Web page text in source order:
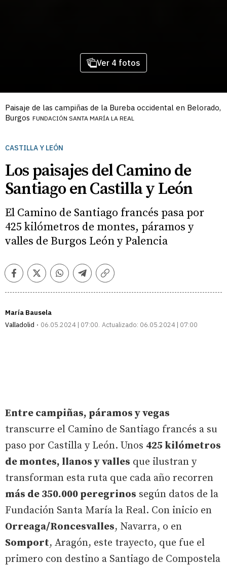
Ver 4 fotos
Paisaje de las campiñas de la Bureba occidental en Belorado,
Burgos FUNDACIÓN SANTA MARÍA LA REAL
CASTILLA Y LEÓN
Los paisajes del Camino de
Santiago en Castilla y León
El Camino de Santiago francés pasa por
425 kilómetros de montes, páramos y
valles de Burgos León y Palencia
FacebookTwitterWhatsappTelegramCopiar
María Bausela
Valladolid
06.05.2024 | 07:00 Actualizado: 06.05.2024 | 07:00
Entre campiñas, páramos y vegas
transcurre el Camino de Santiago francés a su
paso por Castilla y León. Unos 425 kilómetros
de montes, llanos y valles que ilustran y
transforman esta ruta que cada año recorren
más de 350.000 peregrinos según datos de la
Fundación Santa María la Real. Con inicio en
Orreaga/Roncesvalles, Navarra, o en
Somport, Aragón, este trayecto, que fue el
primero con destino a Santiago de Compostela